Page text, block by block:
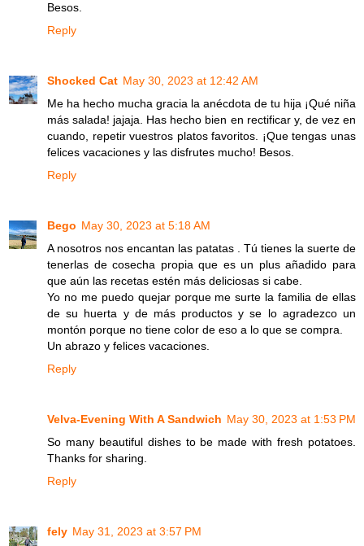
Besos.
Reply
Shocked Cat May 30, 2023 at 12:42 AM
Me ha hecho mucha gracia la anécdota de tu hija ¡Qué niña
más salada! jajaja. Has hecho bien en rectificar y, de vez en
cuando, repetir vuestros platos favoritos. ¡Que tengas unas
felices vacaciones y las disfrutes mucho! Besos.
Reply
Bego May 30, 2023 at 5:18 AM
A nosotros nos encantan las patatas . Tú tienes la suerte de
tenerlas de cosecha propia que es un plus añadido para
que aún las recetas estén más deliciosas si cabe.
Yo no me puedo quejar porque me surte la familia de ellas
de su huerta y de más productos y se lo agradezco un
montón porque no tiene color de eso a lo que se compra.
Un abrazo y felices vacaciones.
Reply
Velva-Evening With A Sandwich May 30, 2023 at 1:53 PM
So many beautiful dishes to be made with fresh potatoes.
Thanks for sharing.
Reply
fely May 31, 2023 at 3:57 PM